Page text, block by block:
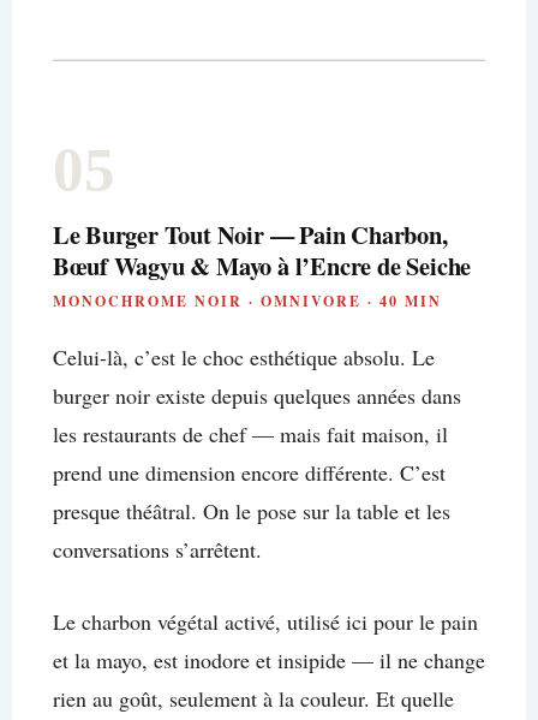
05
Le Burger Tout Noir — Pain Charbon,
Bœuf Wagyu & Mayo à l’Encre de Seiche
MONOCHROME NOIR · OMNIVORE · 40 MIN
Celui-là, c’est le choc esthétique absolu. Le
burger noir existe depuis quelques années dans
les restaurants de chef — mais fait maison, il
prend une dimension encore différente. C’est
presque théâtral. On le pose sur la table et les
conversations s’arrêtent.
Le charbon végétal activé, utilisé ici pour le pain
et la mayo, est inodore et insipide — il ne change
rien au goût, seulement à la couleur. Et quelle